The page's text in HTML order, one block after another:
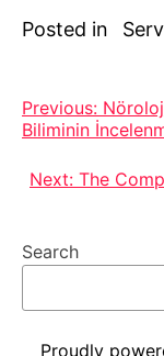
Posted in
Post
navigation
Previous:
Biliminin
Next: The
Search
Proudly